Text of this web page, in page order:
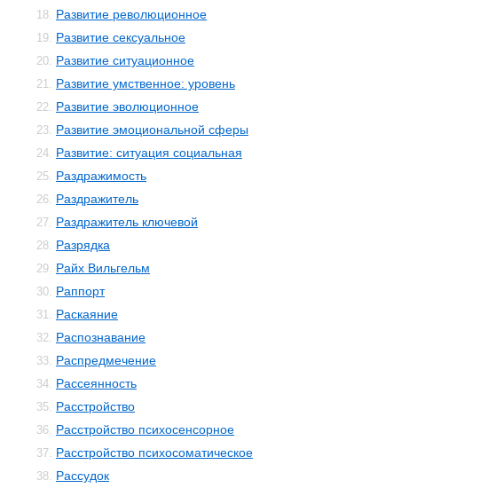
18. Развитие революционное
19. Развитие сексуальное
20. Развитие ситуационное
21. Развитие умственное: уровень
22. Развитие эволюционное
23. Развитие эмоциональной сферы
24. Развитие: ситуация социальная
25. Раздражимость
26. Раздражитель
27. Раздражитель ключевой
28. Разрядка
29. Райх Вильгельм
30. Раппорт
31. Раскаяние
32. Распознавание
33. Распредмечение
34. Рассеянность
35. Расстройство
36. Расстройство психосенсорное
37. Расстройство психосоматическое
38. Рассудок